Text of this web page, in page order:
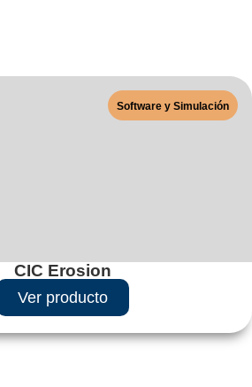
Software y Simulación
CIC Erosion
Ver producto